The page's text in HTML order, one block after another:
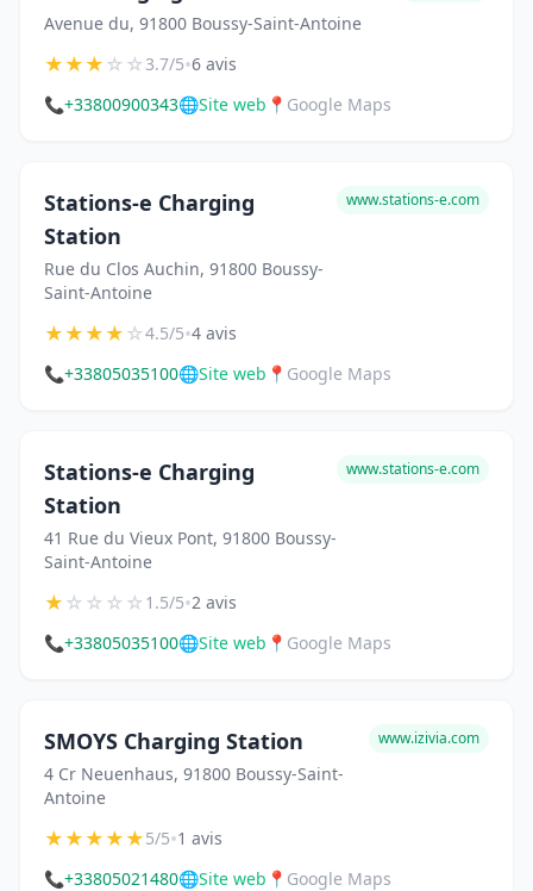
Avenue du, 91800 Boussy-Saint-Antoine
★★★☆☆3.7/5•6 avis
📞+33800900343🌐Site web 📍 Google Maps
Stations-e Charging
Station
Rue du Clos Auchin, 91800 Boussy-
Saint-Antoine
www.stations-e.com
★★★★☆4.5/5•4 avis
📞+33805035100🌐Site web 📍 Google Maps
Stations-e Charging
Station
41 Rue du Vieux Pont, 91800 Boussy-
Saint-Antoine
www.stations-e.com
★☆☆☆☆1.5/5•2 avis
📞+33805035100🌐Site web 📍 Google Maps
SMOYS Charging Station
4 Cr Neuenhaus, 91800 Boussy-Saint-
Antoine
www.izivia.com
★★★★★5/5•1 avis
📞+33805021480🌐Site web 📍 Google Maps